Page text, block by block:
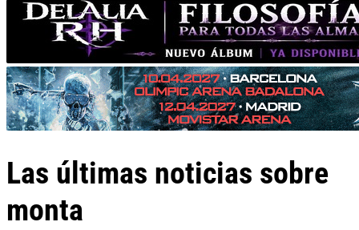
Las últimas noticias sobre
monta